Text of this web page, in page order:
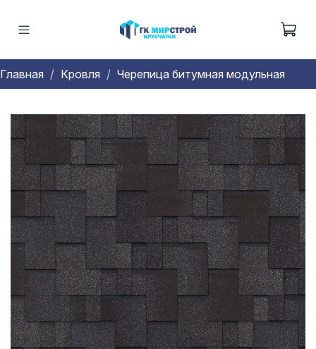
Главная Кровля Черепица битумная модульная